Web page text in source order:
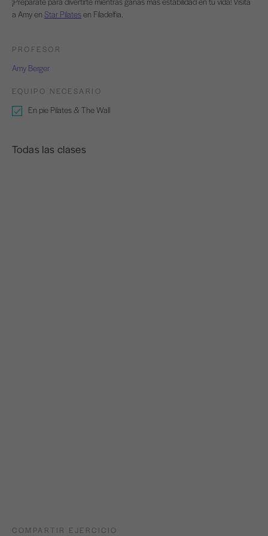
a Amy en Star Pilatesen Filadelfia.
PROFESOR
Amy Berger
EQUIPO NECESARIO
En pie Pilates & The Wall
Todas las clases
COMPARTIR EJERCICIO